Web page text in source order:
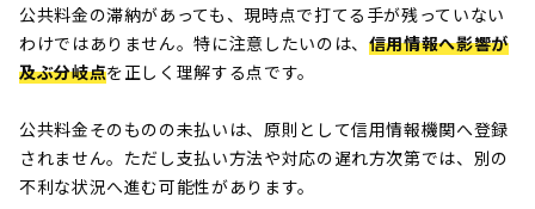
公共料金の滞納があっても、現時点で打てる手が残っていない
わけではありません。特に注意したいのは、 信用情報へ影響が
及ぶ分岐点を正しく理解する点です。
公共料金そのものの未払いは、原則として信用情報機関へ登録
されません。ただし支払い方法や対応の遅れ方次第では、別の
不利な状況へ進む可能性があります。